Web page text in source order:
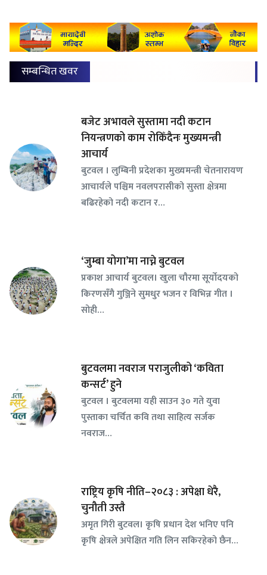
सम्बन्धित खवर
बजेट अभावले सुस्तामा नदी कटान
नियन्त्रणको काम रोकिँदैनः मुख्यमन्त्री
आचार्य
बुटवल । लुम्बिनी प्रदेशका मुख्यमन्त्री चेतनारायण
आचार्यले पश्चिम नवलपरासीको सुस्ता क्षेत्रमा
बढिरहेको नदी कटान र…
‘जुम्बा योगा’मा नाच्ने बुटवल
प्रकाश आचार्य बुटवल। खुला चौरमा सूर्योदयको
किरणसँगै गुञ्जिने सुमधुर भजन र विभिन्न गीत ।
सोही…
बुटवलमा नवराज पराजुलीको ‘कविता
कन्सर्ट’ हुने
बुटवल । बुटवलमा यही साउन ३० गते युवा
पुस्ताका चर्चित कवि तथा साहित्य सर्जक
नवराज…
राष्ट्रिय कृषि नीति–२०८३ : अपेक्षा धेरै,
चुनौती उस्तै
अमृत गिरी बुटवल। कृषि प्रधान देश भनिए पनि
कृषि क्षेत्रले अपेक्षित गति लिन सकिरहेको छैन…